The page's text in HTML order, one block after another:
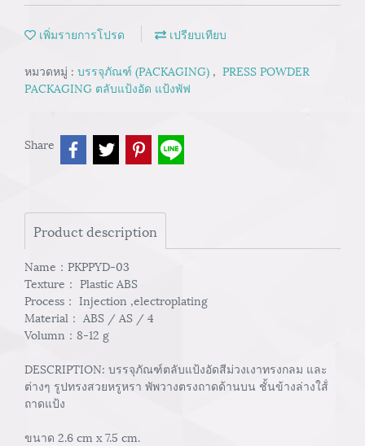
เพิ่มรายการโปรด เปรียบเทียบ
หมวดหมู่ : บรรจุภัณฑ์ (PACKAGING) , PRESS POWDER
PACKAGING ตลับแป้งอัด แป้งพัฟ
Share
Product description
Name：PKPPYD-03
Texture： Plastic ABS
Process： Injection ,electroplating
Material： ABS / AS / 4
Volumn：8-12 g
DESCRIPTION: บรรจุภัณฑ์ตลับแป้งอัดสีม่วงเงาทรงกลม และ
ต่างๆ รูปทรงสวยหรูหรา พัพวางตรงถาดด้านบน ชั้นข้างล่างใส้่
ถาดแป้ง
ขนาด 2.6 cm x 7.5 cm.